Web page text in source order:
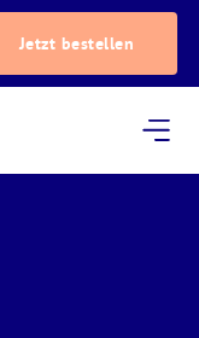
Jetzt bestellen